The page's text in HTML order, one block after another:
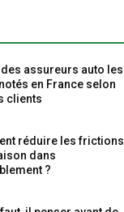
des assureurs auto les
en France selon
clients
réduire les frictions
dans
?